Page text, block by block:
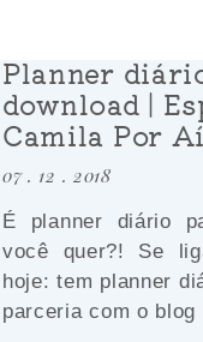
Planner
download |
Camila Por
07 . 12 . 2018
É planner diário
você quer?! Se
hoje: tem planner
parceria com o blog